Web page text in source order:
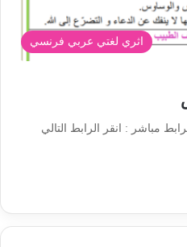
اثري لغتي عربي فرنسي
مباشر : انقر الرابط التالي